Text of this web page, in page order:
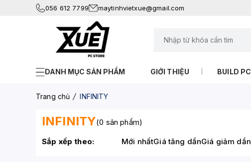
056 612 7799 maytinhvietxue@gmail.com
DANH MỤC SẢN PHẨM GIỚI THIỆU BUILD PC
Trang chủ INFINITY
INFINITY(0 sản phẩm)
Sắp xếp theo: Mới nhấtGiá tăng dầnGiá giảm dần